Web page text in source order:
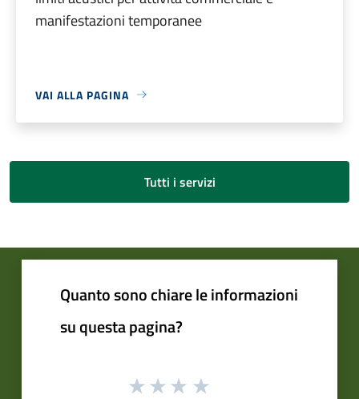
manifestazioni temporanee
VAI ALLA PAGINA
Tutti i servizi
Quanto sono chiare le informazioni
su questa pagina?